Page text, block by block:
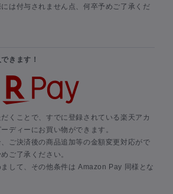
は付与されません点、何卒予めご了承くだ
きます！
くことで、すでに登録されている楽天アカ
ディーにお買い物ができます。
ご決済後の商品追加等の金額変更対応がで
ご了承ください。
して、その他条件は Amazon Pay 同様とな